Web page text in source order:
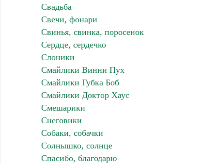
Свадьба
Свечи, фонари
Свинья, свинка, поросенок
Сердце, сердечко
Слоники
Смайлики Винни Пух
Смайлики Губка Боб
Смайлики Доктор Хаус
Смешарики
Снеговики
Собаки, собачки
Солнышко, солнце
Спасибо, благодарю